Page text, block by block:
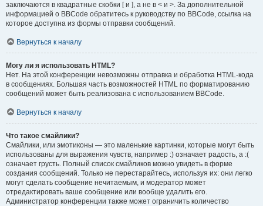
заключаются в квадратные скобки [ и ], а не в < и >. За дополнительной
информацией о BBCode обратитесь к руководству по BBCode, ссылка на
которое доступна из формы отправки сообщений.
Вернуться к началу
Могу ли я использовать HTML?
Нет. На этой конференции невозможны отправка и обработка HTML-кода
в сообщениях. Большая часть возможностей HTML по форматированию
сообщений может быть реализована с использованием BBCode.
Вернуться к началу
Что такое смайлики?
Смайлики, или эмотиконы — это маленькие картинки, которые могут быть
использованы для выражения чувств, например :) означает радость, а :(
означает грусть. Полный список смайликов можно увидеть в форме
создания сообщений. Только не перестарайтесь, используя их: они легко
могут сделать сообщение нечитаемым, и модератор может
отредактировать ваше сообщение или вообще удалить его.
Администратор конференции также может ограничить количество